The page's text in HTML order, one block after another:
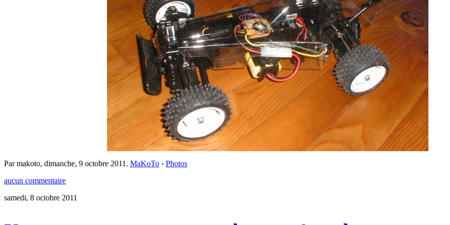
Par makoto, dimanche, 9 octobre 2011 . MaKoTo › Photos
aucun commentaire
samedi, 8 octobre 2011